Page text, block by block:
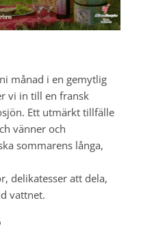
månad i en gemytlig
vi in till en fransk
Ett utmärkt tillfälle
vänner och
sommarens långa,
delikatesser att dela,
vattnet.